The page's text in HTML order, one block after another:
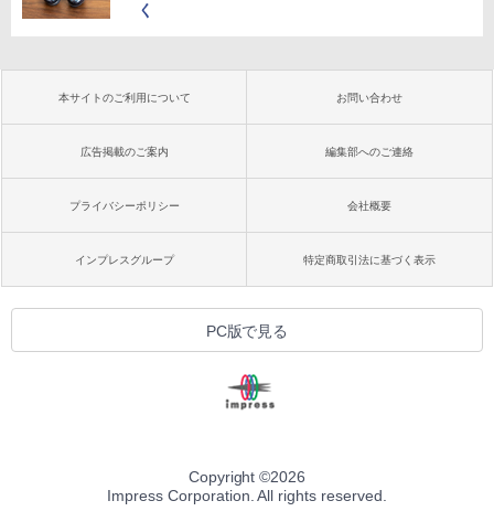
く
本サイトのご利用について お問い合わせ
広告掲載のご案内 編集部へのご連絡
プライバシーポリシー 会社概要
インプレスグループ 特定商取引法に基づく表示
PC版で見る
Copyright ©2026
Impress Corporation. All rights reserved.